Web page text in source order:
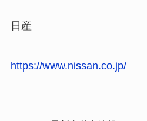
日産
https://www.nissan.co.jp/